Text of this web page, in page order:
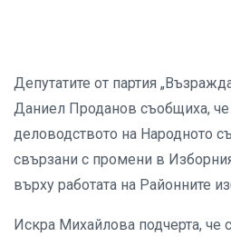
Депутатите от партия
Даниел Проданов съобщиха, че
деловодството на Народното
свързани с промени в
върху работата на Районните
Искра Михайлова подчерта, че